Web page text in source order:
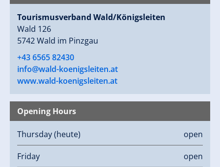
Tourismusverband Wald/Königsleiten
Wald 126
5742 Wald im Pinzgau
+43 6565 82430
info@wald-koenigsleiten.at
www.wald-koenigsleiten.at
Opening Hours
Thursday(heute) open
Friday open